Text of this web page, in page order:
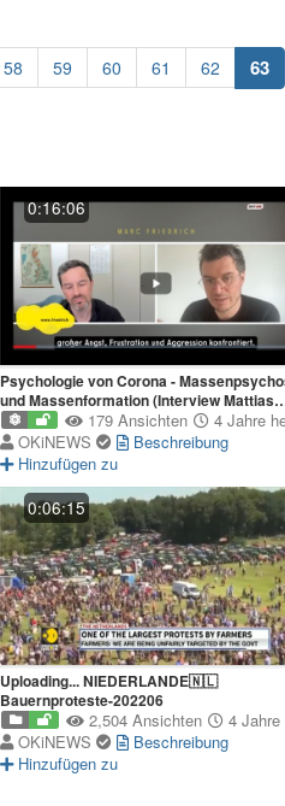
58 59 60 61 62 63
0:16:06
Psychologie von Corona -
und Massenformation (Interview Mattias
Desmet- Ausschnitt)
179 Ansichten
4 Jahre
OKiNEWS
Beschreibung
Hinzufügen zu
0:06:15
Uploading... NIEDERLANDE🇳🇱
Bauernproteste-202206
2,504 Ansichten
4 Jahre
OKiNEWS
Beschreibung
Hinzufügen zu